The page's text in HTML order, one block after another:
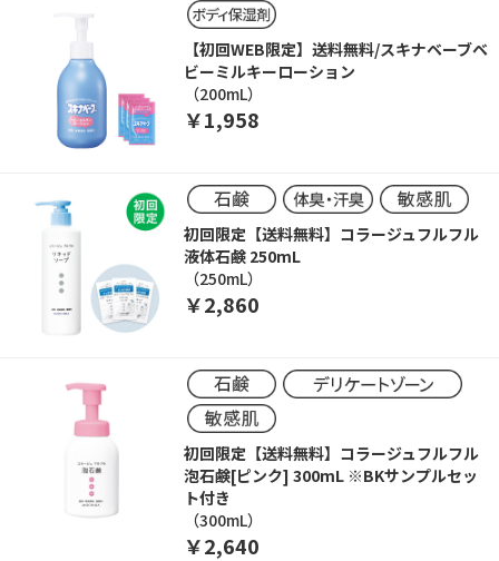
【初回WEB限定】送料無料/スキナベーブベ
ビーミルキーローション
（200mL）
￥1,958
初回限定【送料無料】コラージュフルフル
液体石鹸 250mL
（250mL）
￥2,860
初回限定【送料無料】コラージュフルフル
泡石鹸[ピンク] 300mL ※BKサンプルセッ
ト付き
（300mL）
￥2,640